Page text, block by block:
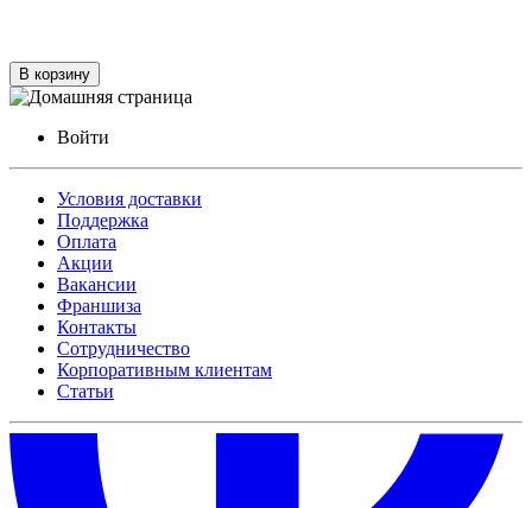
В корзину
Войти
Условия доставки
Поддержка
Оплата
Акции
Вакансии
Франшиза
Контакты
Сотрудничество
Корпоративным клиентам
Статьи